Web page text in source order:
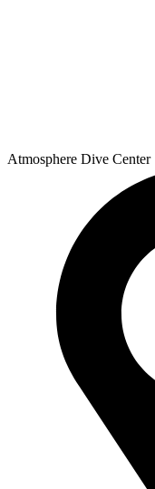
Atmosphere Dive Center